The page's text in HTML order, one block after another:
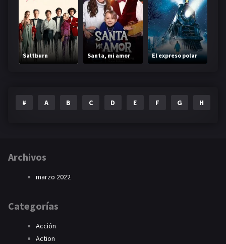
Saltburn Santa, mi amor El expreso polar
# A B C D E F G H
Archivos
marzo 2022
Categorías
Acción
Action